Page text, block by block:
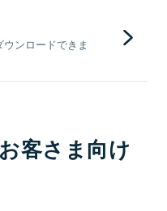
ンロードできま
客さま向け